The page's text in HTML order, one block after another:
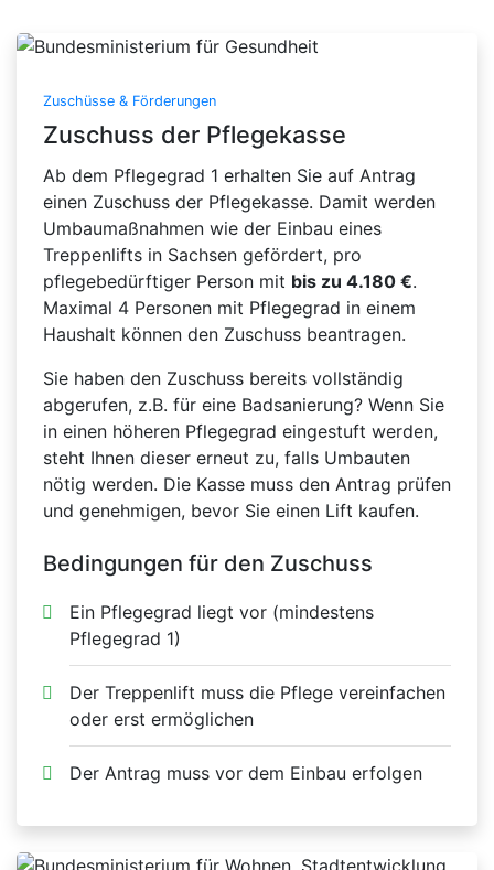
Zuschüsse & Förderungen
Zuschuss der Pflegekasse
Ab dem Pflegegrad 1 erhalten Sie auf Antrag
einen Zuschuss der Pflegekasse. Damit werden
Umbaumaßnahmen wie der Einbau eines
Treppenlifts in Sachsen gefördert, pro
pflegebedürftiger Person mit bis zu 4.180 €.
Maximal 4 Personen mit Pflegegrad in einem
Haushalt können den Zuschuss beantragen.
Sie haben den Zuschuss bereits vollständig
abgerufen, z.B. für eine Badsanierung? Wenn Sie
in einen höheren Pflegegrad eingestuft werden,
steht Ihnen dieser erneut zu, falls Umbauten
nötig werden. Die Kasse muss den Antrag prüfen
und genehmigen, bevor Sie einen Lift kaufen.
Bedingungen für den Zuschuss
Ein Pflegegrad liegt vor (mindestens
Pflegegrad 1)
Der Treppenlift muss die Pflege vereinfachen
oder erst ermöglichen
Der Antrag muss vor dem Einbau erfolgen